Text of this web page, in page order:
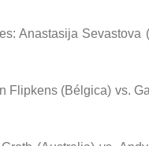
Anastasija Sevastova
Flipkens (Bélgica) vs.